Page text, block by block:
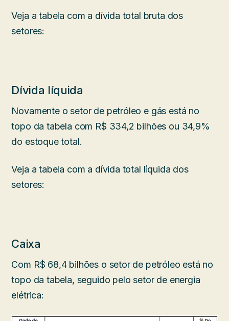
Veja a tabela com a dívida total bruta dos
setores:
Dívida líquida
Novamente o setor de petróleo e gás está no
topo da tabela com R$ 334,2 bilhões ou 34,9%
do estoque total.
Veja a tabela com a dívida total líquida dos
setores:
Caixa
Com R$ 68,4 bilhões o setor de petróleo está no
topo da tabela, seguido pelo setor de energia
elétrica: